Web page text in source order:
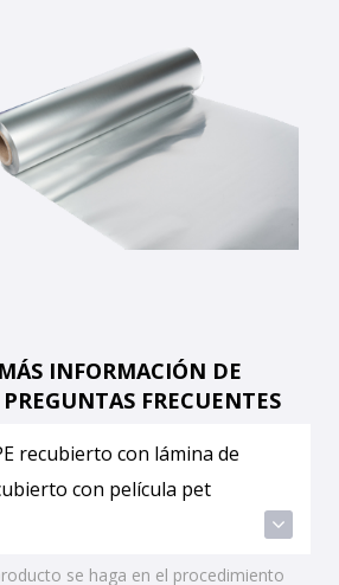
INFORMACIÓN DE
FRECUENTES
recubierto con lámina de
con película pet
se haga en el procedimiento